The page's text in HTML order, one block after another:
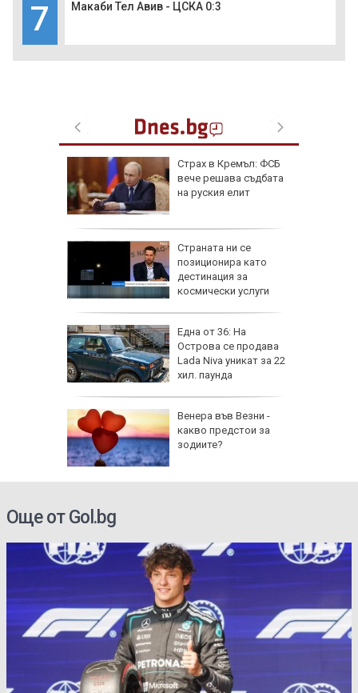
7 Макаби Тел Авив - ЦСКА 0:3
Страх в Кремъл: ФСБ
вече решава съдбата
на руския елит
Страната ни се
позиционира като
дестинация за
космически услуги
Една от 36: На
Острова се продава
Lada Niva уникат за 22
хил. паунда
Венера във Везни -
какво предстои за
зодиите?
Още от Gol.bg